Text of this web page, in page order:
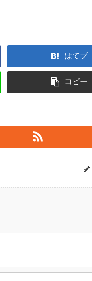
はてブ
コピー